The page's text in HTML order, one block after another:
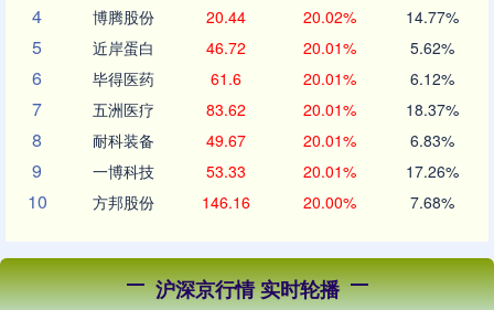
4 博腾股份 20.44 20.02% 14.77%
5 近岸蛋白 46.72 20.01% 5.62%
6 毕得医药 61.6 20.01% 6.12%
7 五洲医疗 83.62 20.01% 18.37%
8 耐科装备 49.67 20.01% 6.83%
9 一博科技 53.33 20.01% 17.26%
10 方邦股份 146.16 20.00% 7.68%
沪深京行情 实时轮播